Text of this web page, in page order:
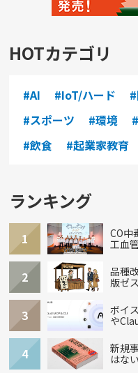
HOTカテゴリ
#AI #IoT/ハード
#スポーツ
#環境
#飲食
#起業家教育
ランキング
1
CO中
工血
2
品種
版ゼ
3
ボイ
や
4
新規
はな